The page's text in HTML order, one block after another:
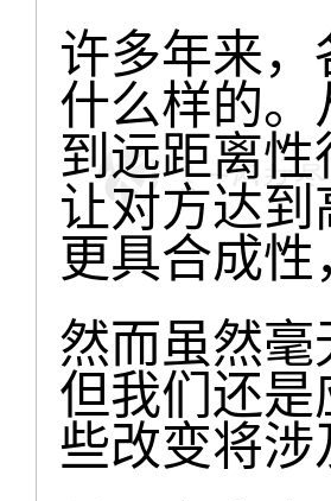
许多年来
什么样的
到远距离
让对方达
更具合成
然而虽然
但我们还
些改变将